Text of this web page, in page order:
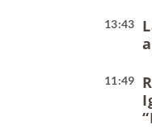
13:43
11:49